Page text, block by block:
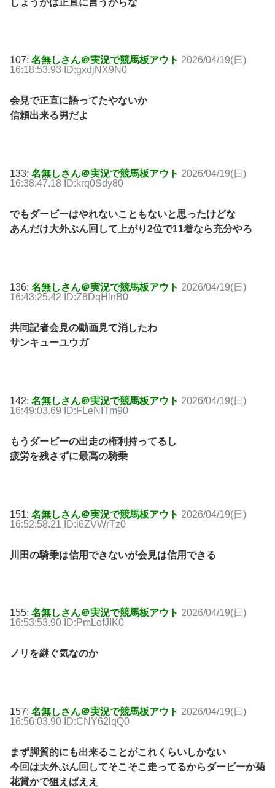
107: 名無しさん＠実況で競馬板アウト 2026/04/19(日)
16:18:53.93 ID:gxdjNX9N0
会見で正直に語ってたやないか
信頼出来る男だよ
133: 名無しさん＠実況で競馬板アウト 2026/04/19(日)
16:38:47.18 ID:krq0Sdy80
でもダービーはやれないこともないと思ったけどな
あんだけ大外ぶん回して上がり2位で11着なら充分やろ
136: 名無しさん＠実況で競馬板アウト 2026/04/19(日)
16:43:25.42 ID:Z8DqHlnB0
共同記者会見の動画見て消したわ
サンキューユウガ
142: 名無しさん＠実況で競馬板アウト 2026/04/19(日)
16:49:03.69 ID:FLeNITm90
もうダービーの出走の権利持ってるし
疲労を残さずに最高の騎乗
151: 名無しさん＠実況で競馬板アウト 2026/04/19(日)
16:52:58.21 ID:i6ZVWrTz0
川田の騎乗は信用できないが会見は信用できる
155: 名無しさん＠実況で競馬板アウト 2026/04/19(日)
16:53:53.90 ID:PmLofJIK0
ノリを継ぐ気なのか
157: 名無しさん＠実況で競馬板アウト 2026/04/19(日)
16:56:03.90 ID:CNY62lqQ0
まず脚質的にも出来ることがこれくらいしかない
今回は大外ぶん回してそこそこ走ってるからダービーか菊
花賞かで狙えばええ